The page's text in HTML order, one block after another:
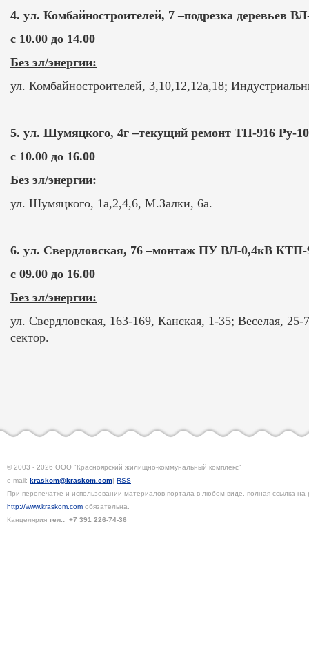
4. ул. Комбайностроителей, 7 –подрезка деревьев
с 10.00 до 14.00
Без эл/энергии:
ул. Комбайностроителей, 3,10,12,12а,18;
5. ул. Шумяцкого, 4г –текущий ремонт ТП-916 Ру-
с 10.00 до 16.00
Без эл/энергии:
ул. Шумяцкого, 1а,2,4,6, М.Залки, 6а.
6. ул. Свердловская, 76 –монтаж ПУ ВЛ-0,4кВ КТП-
с 09.00 до 16.00
Без эл/энергии:
ул. Свердловская, 163-169, Канская, 1-35; Веселая,
сектор.
© 2003 - 2026 ООО "Красноярский жилищно-коммунальный комплекс"
e-mail: kraskom@kraskom.com| RSS
При перепечатке и использовании материалов портала в любом виде, полная ссылка на
http://www.kraskom.com обязательна.
Канцелярия тел.: +7 391 226-74-36